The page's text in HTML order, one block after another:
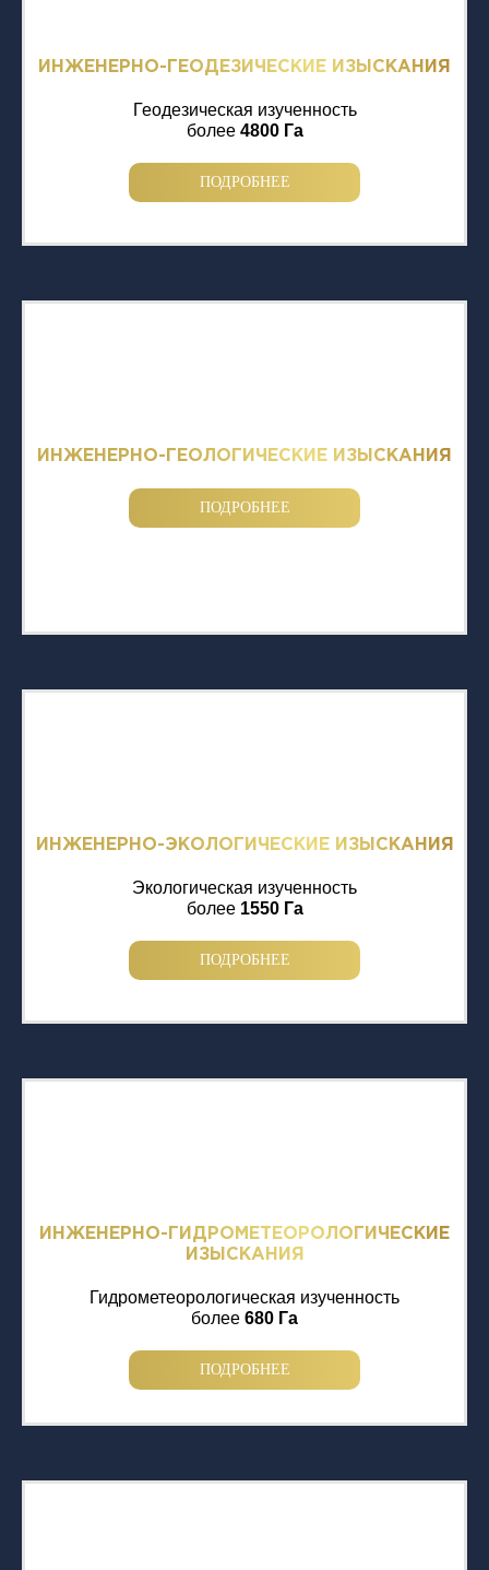
ИНЖЕНЕРНО-ГЕОДЕЗИЧЕСКИЕ ИЗЫСКАНИЯ
Геодезическая изученность
более 4800 Га
ПОДРОБНЕЕ
ИНЖЕНЕРНО-ГЕОЛОГИЧЕСКИЕ ИЗЫСКАНИЯ
ПОДРОБНЕЕ
ИНЖЕНЕРНО-ЭКОЛОГИЧЕСКИЕ ИЗЫСКАНИЯ
Экологическая изученность
более 1550 Га
ПОДРОБНЕЕ
ИНЖЕНЕРНО-ГИДРОМЕТЕОРОЛОГИЧЕСКИЕ
ИЗЫСКАНИЯ
Гидрометеорологическая изученность
более 680 Га
ПОДРОБНЕЕ